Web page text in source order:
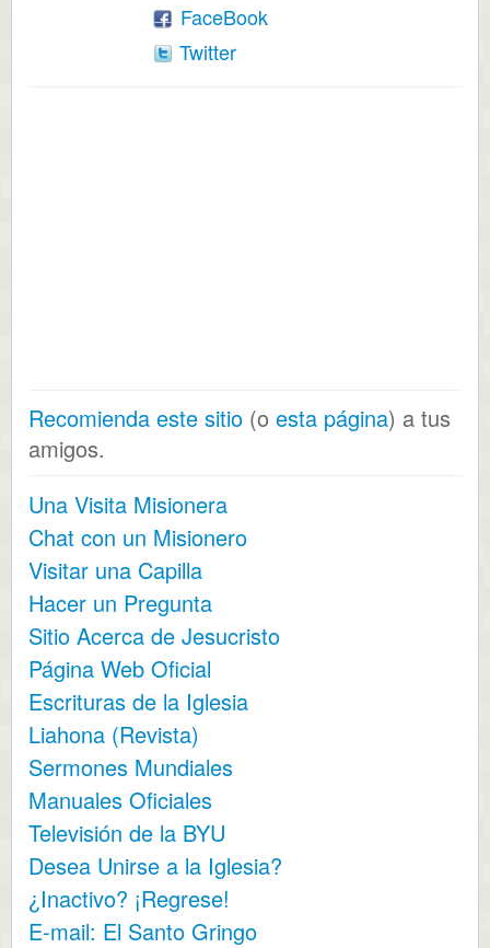
FaceBook
Twitter
Recomienda este sitio (o esta página) a tus
amigos.
Una Visita Misionera
Chat con un Misionero
Visitar una Capilla
Hacer un Pregunta
Sitio Acerca de Jesucristo
Página Web Oficial
Escrituras de la Iglesia
Liahona (Revista)
Sermones Mundiales
Manuales Oficiales
Televisión de la BYU
Desea Unirse a la Iglesia?
¿Inactivo? ¡Regrese!
E-mail: El Santo Gringo